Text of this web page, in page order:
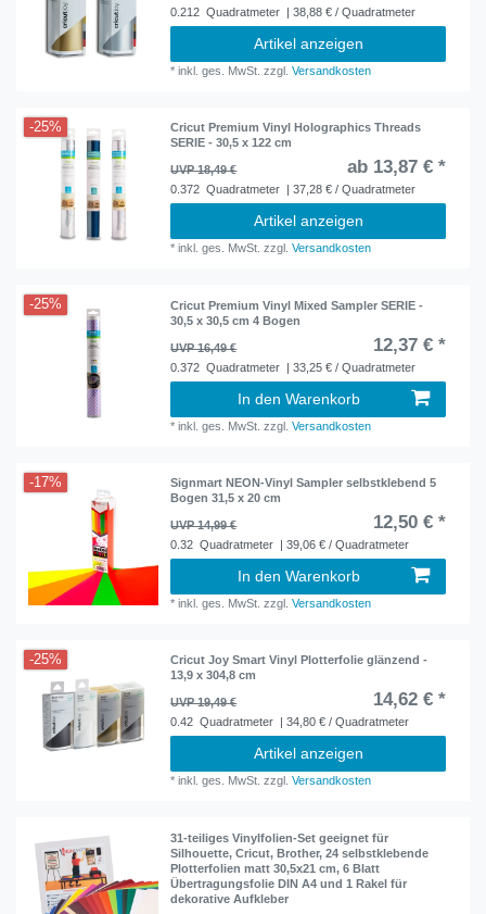
0.212 Quadratmeter | 38,88 € / Quadratmeter
Artikel anzeigen
*inkl. ges. MwSt. zzgl.Versandkosten
-25%
Cricut Premium Vinyl Holographics Threads
SERIE - 30,5 x 122 cm
UVP 18,49 € ab 13,87 € *
0.372 Quadratmeter | 37,28 € / Quadratmeter
Artikel anzeigen
*inkl. ges. MwSt. zzgl.Versandkosten
-25%
Cricut Premium Vinyl Mixed Sampler SERIE -
30,5 x 30,5 cm 4 Bogen
UVP 16,49 € 12,37 € *
0.372 Quadratmeter | 33,25 € / Quadratmeter
In den Warenkorb
*inkl. ges. MwSt. zzgl.Versandkosten
-17%
Signmart NEON-Vinyl Sampler selbstklebend 5
Bogen 31,5 x 20 cm
UVP 14,99 € 12,50 € *
0.32 Quadratmeter | 39,06 € / Quadratmeter
In den Warenkorb
*inkl. ges. MwSt. zzgl.Versandkosten
-25%
Cricut Joy Smart Vinyl Plotterfolie glänzend -
13,9 x 304,8 cm
UVP 19,49 € 14,62 € *
0.42 Quadratmeter | 34,80 € / Quadratmeter
Artikel anzeigen
*inkl. ges. MwSt. zzgl.Versandkosten
31-teiliges Vinylfolien-Set geeignet für
Silhouette, Cricut, Brother, 24 selbstklebende
Plotterfolien matt 30,5x21 cm, 6 Blatt
Übertragungsfolie DIN A4 und 1 Rakel für
dekorative Aufkleber